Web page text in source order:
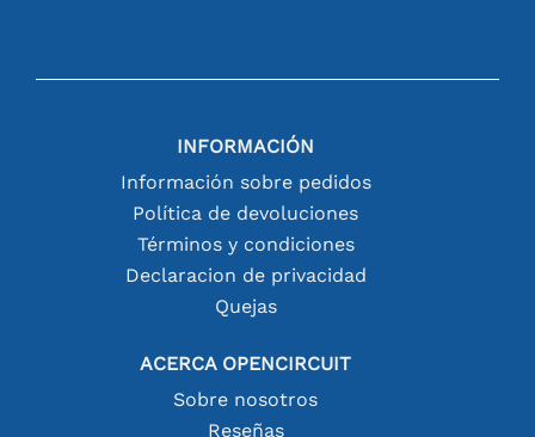
INFORMACIÓN
Información sobre pedidos
Política de devoluciones
Términos y condiciones
Declaracion de privacidad
Quejas
ACERCA OPENCIRCUIT
Sobre nosotros
Reseñas